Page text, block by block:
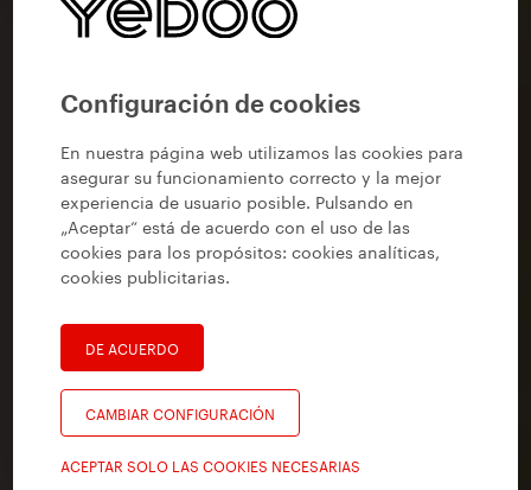
Configuración de cookies
En nuestra página web utilizamos las cookies para
asegurar su funcionamiento correcto y la mejor
experiencia de usuario posible. Pulsando en
„Aceptar“ está de acuerdo con el uso de las
cookies para los propósitos:cookies analíticas,
cookies publicitarias.
DE ACUERDO
CAMBIAR CONFIGURACIÓN
ACEPTAR SOLO LAS COOKIES NECESARIAS